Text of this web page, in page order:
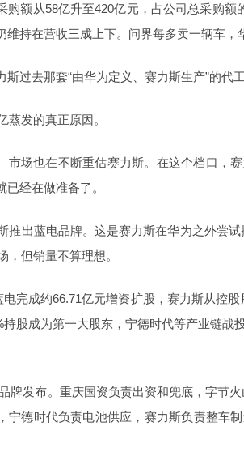
购额从58亿升至420亿元，占公司总采购额
维持在营收三成上下。问界每多卖一辆车
斯过去那套“由华为定义、赛力斯生产”的代
蒸发的真正原因。
市场也在不断重估赛力斯。在这个档口，
经在做准备了。
推出蓝电品牌。这是赛力斯在华为之外尝
，但销量不算理想。
电完成约66.71亿元增资扩股，赛力斯从控
持股成为第一大股东，宁德时代等产业链战
牌发布。重庆国资负责出资和兜底，字节
宁德时代负责电池供应，赛力斯负责整车